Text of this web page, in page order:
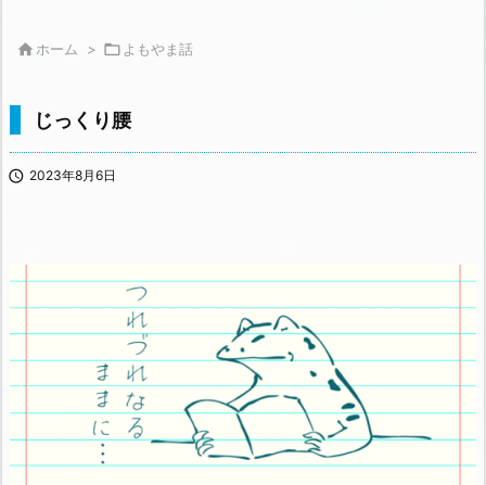
 ホーム > よもやま話
じっくり腰
 2023年8月6日